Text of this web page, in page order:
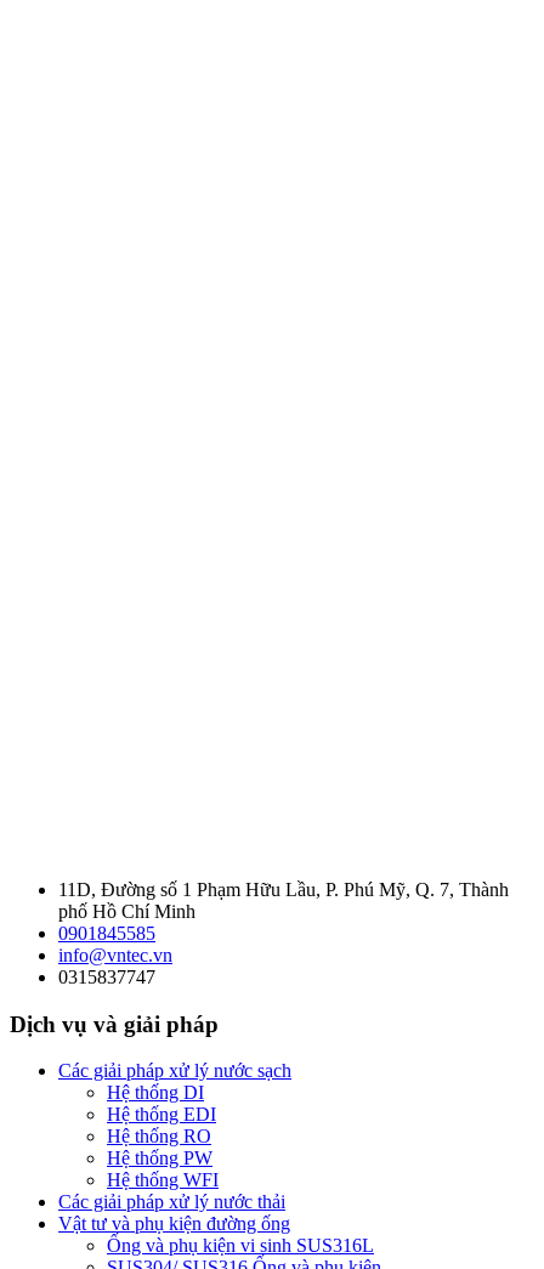
11D, Đường số 1 Phạm Hữu Lầu, P. Phú Mỹ, Q. 7, Thành
phố Hồ Chí Minh
0901845585
info@vntec.vn
0315837747
Dịch vụ và giải pháp
Các giải pháp xử lý nước sạch
Hệ thống DI
Hệ thống EDI
Hệ thống RO
Hệ thống PW
Hệ thống WFI
Các giải pháp xử lý nước thải
Vật tư và phụ kiện đường ống
Ống và phụ kiện vi sinh SUS316L